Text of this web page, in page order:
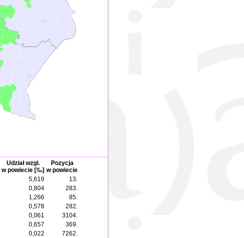
Udział wzgl.
w powiecie [‰]
Pozycja
w powiecie
5,619
13.
0,804
283.
1,266
85.
0,578
282.
0,061
3104.
0,657
369.
0,022
7262.